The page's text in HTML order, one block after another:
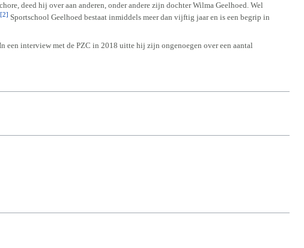
deed hij over aan anderen, onder andere zijn dochter Wilma Geelhoed. Wel
[2] Sportschool Geelhoed bestaat inmiddels meer dan vijftig jaar en is een begrip in
een interview met de PZC in 2018 uitte hij zijn ongenoegen over een aantal